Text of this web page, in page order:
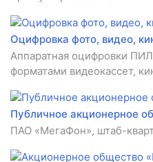
Оцифровка фото, видео,
Аппаратная оцифровки
форматами видеокассет,
Публичное акционерное
ПАО «МегаФон», штаб-